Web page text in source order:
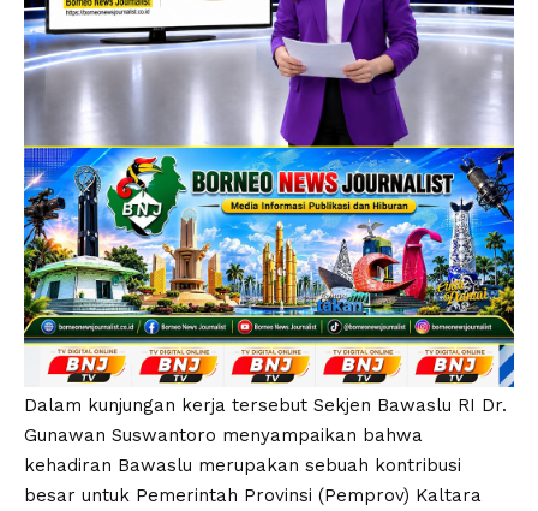
Dalam kunjungan kerja tersebut Sekjen Bawaslu RI Dr.
Gunawan Suswantoro menyampaikan bahwa
kehadiran Bawaslu merupakan sebuah kontribusi
besar untuk Pemerintah Provinsi (Pemprov) Kaltara